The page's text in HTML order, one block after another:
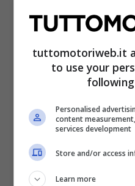
molto difficile
lentamente. – ha
team ha pensato al
cosa abbiano
rientrare. Ci
abbiamo perso dei
cercheremo di
gara”.
tuttomotoriweb.it
to use your
Personalised
content
services development
Store and/or access
Learn more